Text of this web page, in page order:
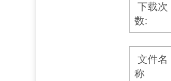
下载次
数:
文件名
称